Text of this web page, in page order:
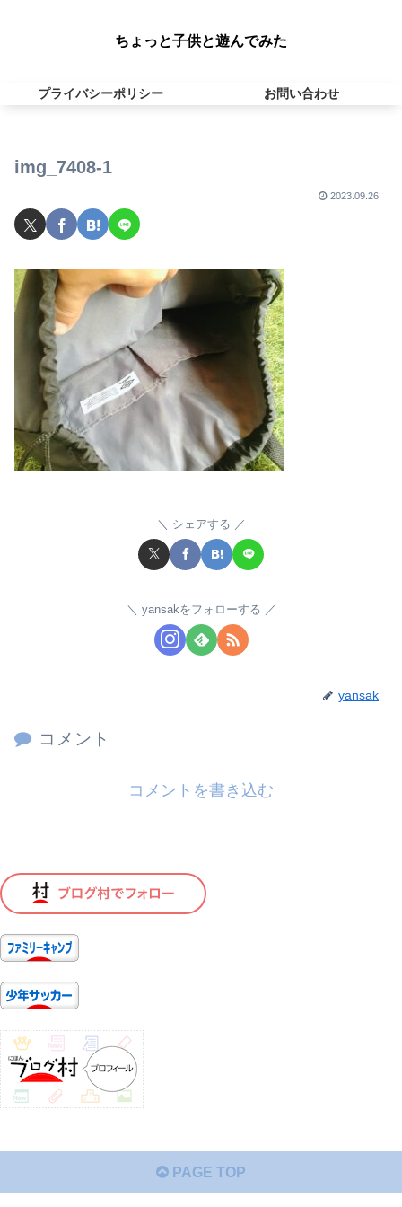
ちょっと子供と遊んでみた
プライバシーポリシー お問い合わせ
img_7408-1
2023.09.26
シェアする
yansakをフォローする
yansak
コメント
コメントを書き込む
PAGE TOP